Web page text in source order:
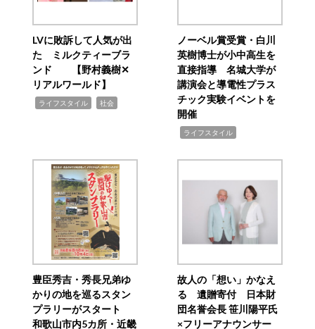
LVに敗訴して人気が出
た ミルクティーブラ
ンド 【野村義樹✕
リアルワールド】
ライフスタイル 社会
ノーベル賞受賞・白川
英樹博士が小中高生を
直接指導 名城大学が
講演会と導電性プラス
チック実験イベントを
開催
ライフスタイル
豊臣秀吉・秀長兄弟ゆ
かりの地を巡るスタン
プラリーがスタート
和歌山市内5カ所・近畿
故人の「想い」かなえ
る 遺贈寄付 日本財
団名誉会長 笹川陽平氏
×フリーアナウンサー